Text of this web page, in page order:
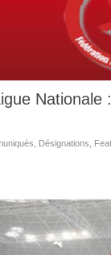
Désignations